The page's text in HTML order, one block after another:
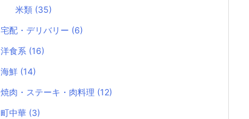
米類 (35)
宅配・デリバリー (6)
洋食系 (16)
海鮮 (14)
焼肉・ステーキ・肉料理 (12)
町中華 (3)